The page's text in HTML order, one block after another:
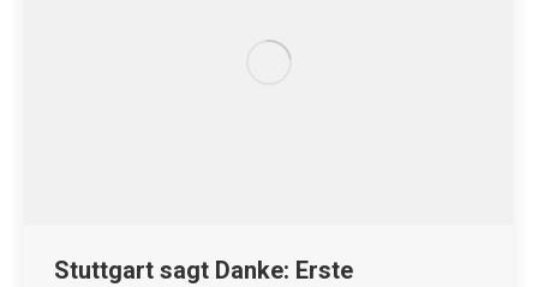
Stuttgart sagt Danke: Erste